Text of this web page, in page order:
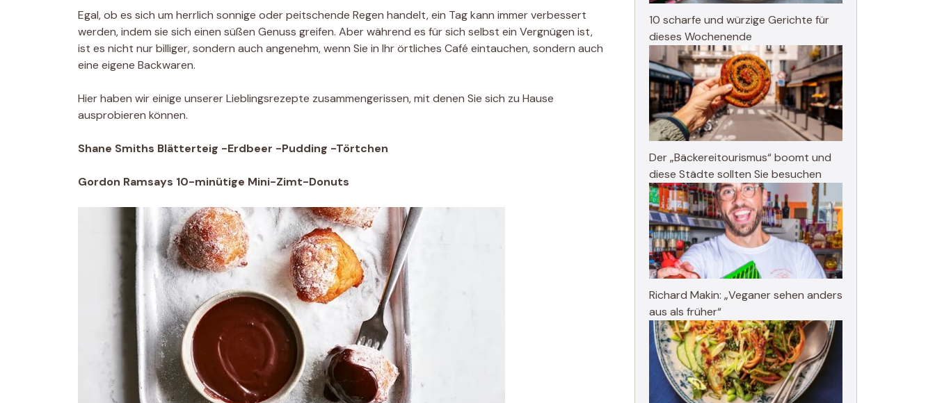
Egal, ob es sich um herrlich sonnige oder peitschende Regen handelt, ein Tag kann immer verbessert
werden, indem sie sich einen süßen Genuss greifen. Aber während es für sich selbst ein Vergnügen ist,
ist es nicht nur billiger, sondern auch angenehm, wenn Sie in Ihr örtliches Café eintauchen, sondern auch
eine eigene Backwaren.
Hier haben wir einige unserer Lieblingsrezepte zusammengerissen, mit denen Sie sich zu Hause
ausprobieren können.
Shane Smiths Blätterteig -Erdbeer -Pudding -Törtchen
Gordon Ramsays 10-minütige Mini-Zimt-Donuts
10 scharfe und würzige Gerichte für
dieses Wochenende
Der „Bäckereitourismus“ boomt und
diese Städte sollten Sie besuchen
Richard Makin: „Veganer sehen anders
aus als früher“